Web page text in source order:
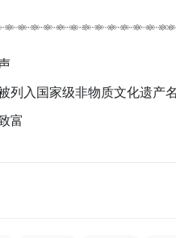
列入国家级非物质文化遗产
富